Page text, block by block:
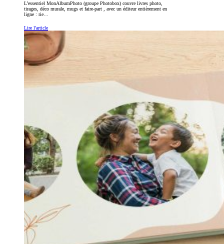
L’essentiel MonAlbumPhoto (groupe Photobox) couvre livres photo,
tirages, déco murale, mugs et faire-part , avec un éditeur entièrement en
ligne : rie…
Lire l'article